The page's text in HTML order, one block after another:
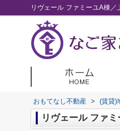
リヴェール ファミーユA棟
おもてなし不動産 > (賃貸)
リヴェール ファ